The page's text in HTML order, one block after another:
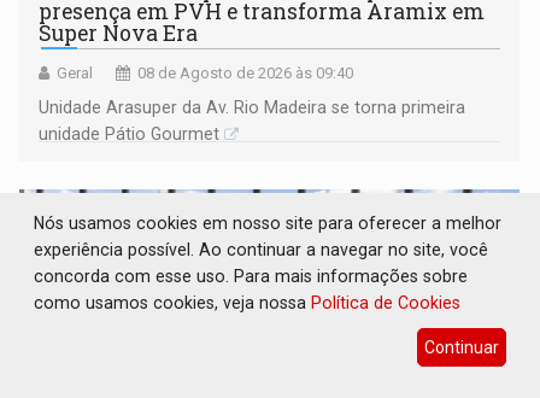
presença em PVH e transforma Aramix em
Super Nova Era
Geral 08 de Agosto de 2026 às 09:40
Unidade Arasuper da Av. Rio Madeira se torna primeira
unidade Pátio Gourmet
Nós usamos cookies em nosso site para oferecer a melhor
experiência possível. Ao continuar a navegar no site, você
concorda com esse uso. Para mais informações sobre
como usamos cookies, veja nossa Política de Cookies
Continuar